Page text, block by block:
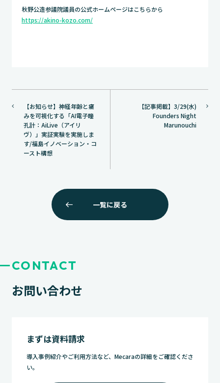
秋野公造参議院議員の公式ホームページはこちらから
https://akino-kozo.com/
稿
【記事掲載】3/29(水)
Founders Night
Marunouchi
【お知らせ】神経年齢と痛
みを可視化する「AI電子瞳
孔計：AiLive（アイリ
ヴ）」実証実験を実施しま
す/福島イノベーション・コ
ースト構想
一覧に戻る
CONTACT
お問い合わせ
まずは資料請求
導入事例紹介やご利用方法など、Mecaraの詳細をご確認くださ
い。